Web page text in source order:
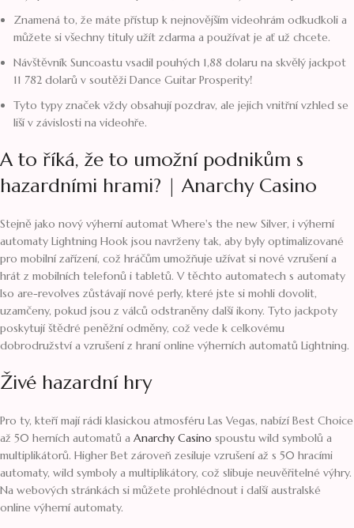
Znamená to, že máte přístup k nejnovějším videohrám odkudkoli a
můžete si všechny tituly užít zdarma a používat je ať už chcete.
Návštěvník Suncoastu vsadil pouhých 1,88 dolaru na skvělý jackpot
11 782 dolarů v soutěži Dance Guitar Prosperity!
Tyto typy značek vždy obsahují pozdrav, ale jejich vnitřní vzhled se
liší v závislosti na videohře.
A to říká, že to umožní podnikům s
hazardními hrami? | Anarchy Casino
Stejně jako nový výherní automat Where's the new Silver, i výherní
automaty Lightning Hook jsou navrženy tak, aby byly optimalizované
pro mobilní zařízení, což hráčům umožňuje užívat si nové vzrušení a
hrát z mobilních telefonů i tabletů. V těchto automatech s automaty
lso are-revolves zůstávají nové perly, které jste si mohli dovolit,
uzamčeny, pokud jsou z válců odstraněny další ikony. Tyto jackpoty
poskytují štědré peněžní odměny, což vede k celkovému
dobrodružství a vzrušení z hraní online výherních automatů Lightning.
Živé hazardní hry
Pro ty, kteří mají rádi klasickou atmosféru Las Vegas, nabízí Best Choice
až 50 herních automatů a Anarchy Casino spoustu wild symbolů a
multiplikátorů. Higher Bet zároveň zesiluje vzrušení až s 50 hracími
automaty, wild symboly a multiplikátory, což slibuje neuvěřitelné výhry.
Na webových stránkách si můžete prohlédnout i další australské
online výherní automaty.